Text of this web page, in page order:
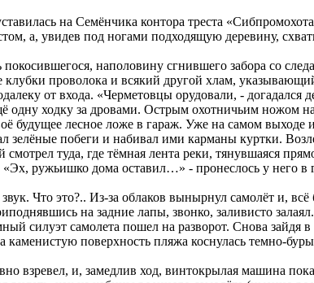
на Семёнчика контора треста
а, увидев под ногами подходящую деревину,
наполовину сгнившего забора со
проволока и всякий другой хлам,
от входа. «Черметовцы орудовали, -
одну ходку за дровами. Острым охотничьим ножом
будущее лесное ложе в гараж. Уже на самом
зелёные побеги и набивал ими карманы куртки.
смотрел туда, где тёмная лента реки, тянувшаяся
«Эх, ружьишко дома оставил…» - пронеслось у него в
Что это?.. Из-за облаков вынырнул самолёт и,
на задние лапы, звонко, заливисто
силуэт самолета пошел на разворот. Снова зайдя
поверхность пляжа коснулась темно-
взревел, и, замедлив ход, винтокрылая машина